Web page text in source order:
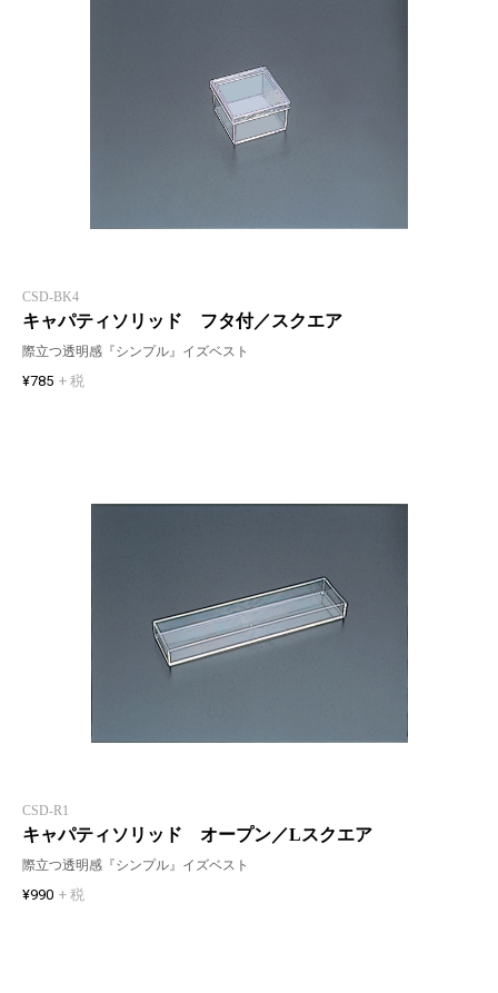
CSD-BK4
キャパティソリッド フタ付／スクエア
際立つ透明感『シンプル』イズベスト
¥785 + 税
CSD-R1
キャパティソリッド オープン／Lスクエア
際立つ透明感『シンプル』イズベスト
¥990 + 税